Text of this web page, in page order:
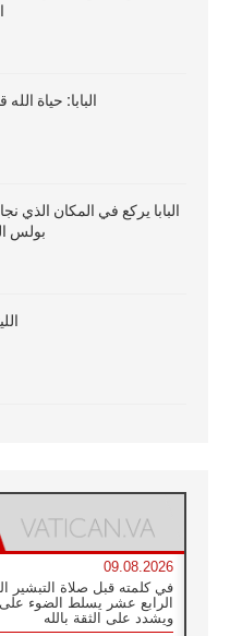
البابا: حياة
البابا يركع في المكان الذي
بولس
09.08.2026
في كلمته قبل صلاة التبشير
الرابع عشر يسلط الضوء على
ويشدد على الثقة بالله